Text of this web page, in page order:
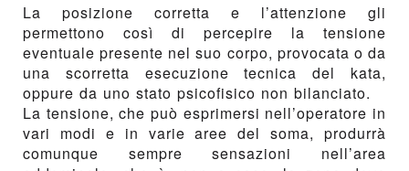
La posizione corretta e l’attenzione gli
permettono così di percepire la tensione
eventuale presente nel suo corpo, provocata o da
una scorretta esecuzione tecnica del kata,
oppure da uno stato psicofisico non bilanciato.
La tensione, che può esprimersi nell’operatore in
vari modi e in varie aree del soma, produrrà
comunque sempre sensazioni nell’area